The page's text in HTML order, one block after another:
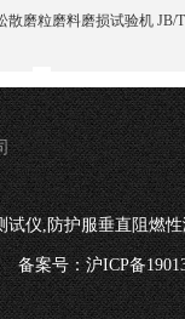
散磨粒磨料磨损试验机 JB/
试仪,防护服垂直阻燃
备案号：沪ICP备